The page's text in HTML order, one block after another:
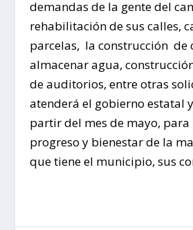
demandas de la gente del
rehabilitación de sus calles,
parcelas, la construcción de
almacenar agua,
de auditorios, entre otras
atenderá el gobierno estatal
partir del mes de mayo,
progreso y bienestar de la
que tiene el municipio, sus